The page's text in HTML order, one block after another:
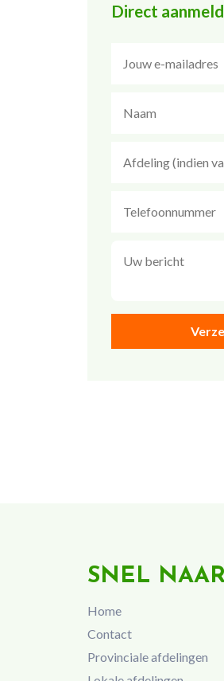
Direct
SNEL
Home
Contact
Provinciale afdelingen